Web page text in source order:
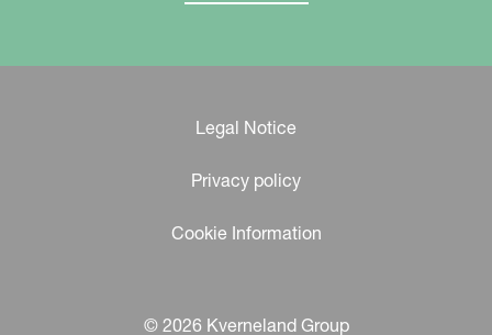
Legal Notice
Privacy policy
Cookie Information
© 2026 Kverneland Group